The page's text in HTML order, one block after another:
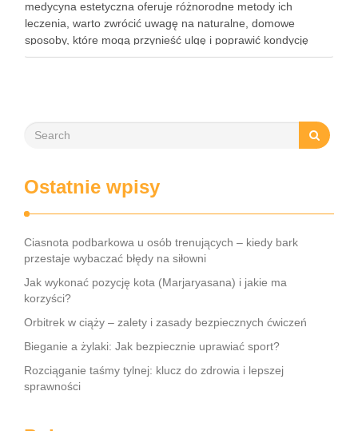
medycyna estetyczna oferuje różnorodne metody ich
leczenia, warto zwrócić uwagę na naturalne, domowe
sposoby, które mogą przynieść ulgę i poprawić kondycję
cery. Składniki takie jak miód, cynamon czy aloes mają
Ostatnie wpisy
Ciasnota podbarkowa u osób trenujących – kiedy bark
przestaje wybaczać błędy na siłowni
Jak wykonać pozycję kota (Marjaryasana) i jakie ma
korzyści?
Orbitrek w ciąży – zalety i zasady bezpiecznych ćwiczeń
Bieganie a żylaki: Jak bezpiecznie uprawiać sport?
Rozciąganie taśmy tylnej: klucz do zdrowia i lepszej
sprawności